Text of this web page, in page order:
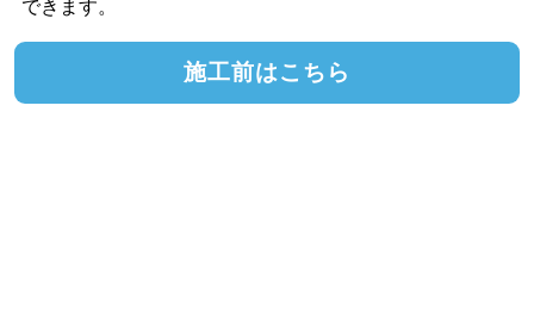
できます。
施工前はこちら